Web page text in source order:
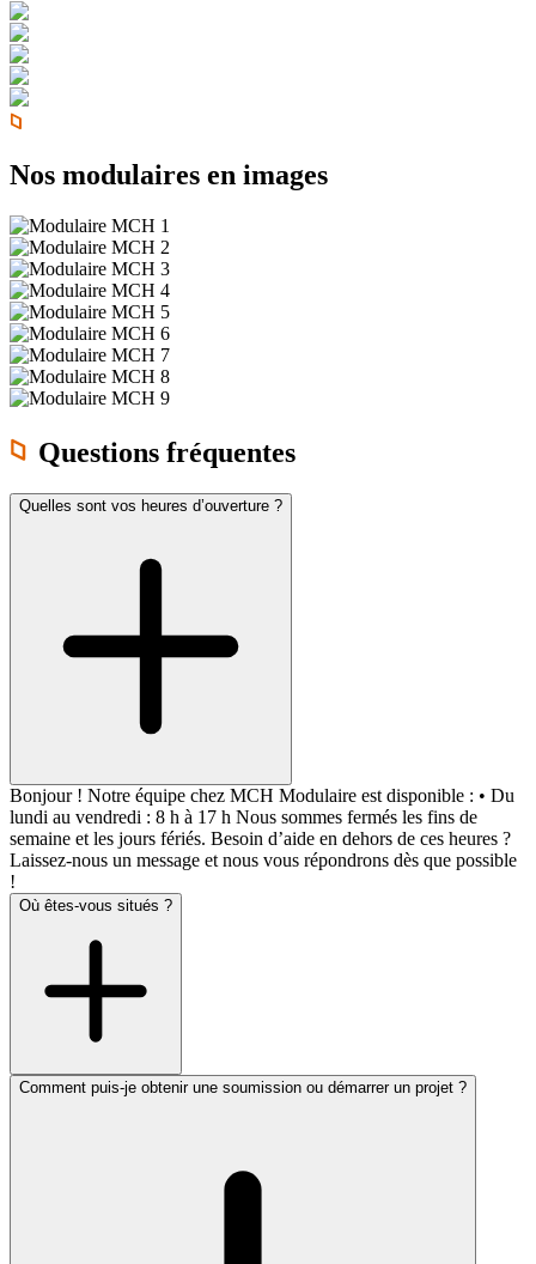
Nos modulaires en images
Questions fréquentes
Quelles sont vos heures d’ouverture ?
Bonjour ! Notre équipe chez MCH Modulaire est disponible : • Du
lundi au vendredi : 8 h à 17 h Nous sommes fermés les fins de
semaine et les jours fériés. Besoin d’aide en dehors de ces heures ?
Laissez-nous un message et nous vous répondrons dès que possible
!
Où êtes-vous situés ?
Comment puis-je obtenir une soumission ou démarrer un projet ?